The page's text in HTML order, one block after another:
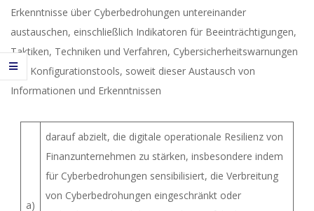
Erkenntnisse über Cyberbedrohungen untereinander
austauschen, einschließlich Indikatoren für Beeinträchtigungen,
Taktiken, Techniken und Verfahren, Cybersicherheitswarnungen
und Konfigurationstools, soweit dieser Austausch von
Informationen und Erkenntnissen
a)
darauf abzielt, die digitale operationale Resilienz von
Finanzunternehmen zu stärken, insbesondere indem
für Cyberbedrohungen sensibilisiert, die Verbreitung
von Cyberbedrohungen eingeschränkt oder